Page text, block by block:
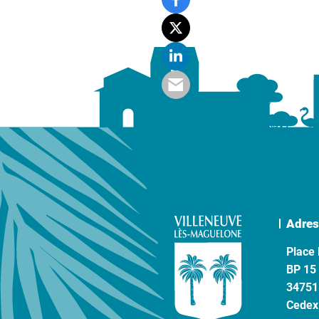
Place
BP 15
Cedex